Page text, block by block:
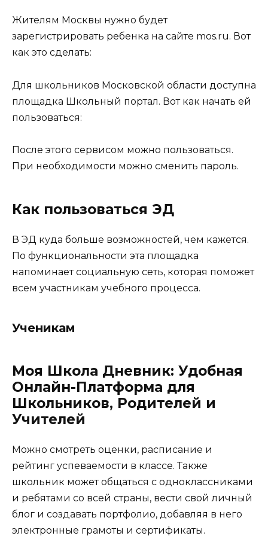
Жителям Москвы нужно будет
зарегистрировать ребенка на сайте mos.ru. Вот
как это сделать:
Для школьников Московской области доступна
площадка Школьный портал. Вот как начать ей
пользоваться:
После этого сервисом можно пользоваться.
При необходимости можно сменить пароль.
Как пользоваться ЭД
В ЭД куда больше возможностей, чем кажется.
По функциональности эта площадка
напоминает социальную сеть, которая поможет
всем участникам учебного процесса.
Ученикам
Моя Школа Дневник: Удобная
Онлайн-Платформа для
Школьников, Родителей и
Учителей
Можно смотреть оценки, расписание и
рейтинг успеваемости в классе. Также
школьник может общаться с одноклассниками
и ребятами со всей страны, вести свой личный
блог и создавать портфолио, добавляя в него
электронные грамоты и сертификаты.